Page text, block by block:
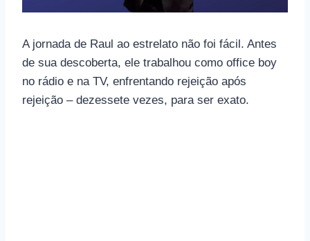
A jornada de Raul ao estrelato não foi fácil. Antes
de sua descoberta, ele trabalhou como office boy
no rádio e na TV, enfrentando rejeição após
rejeição – dezessete vezes, para ser exato.